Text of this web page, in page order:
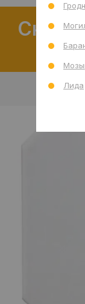
В Лида